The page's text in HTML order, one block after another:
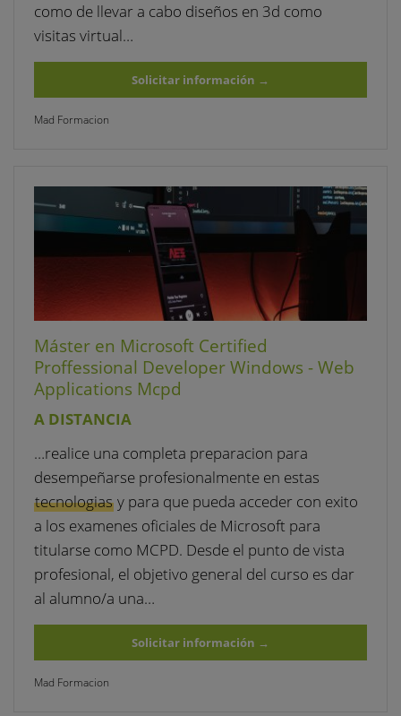
como de llevar a cabo diseños en 3d como
visitas virtual…
Solicitar información →
Mad Formacion
Máster en Microsoft Certified
Proffessional Developer Windows - Web
Applications Mcpd
A DISTANCIA
…realice una completa preparacion para
desempeñarse profesionalmente en estas
tecnologiasy para que pueda acceder con exito
a los examenes oficiales de Microsoft para
titularse como MCPD. Desde el punto de vista
profesional, el objetivo general del curso es dar
al alumno/a una…
Solicitar información →
Mad Formacion